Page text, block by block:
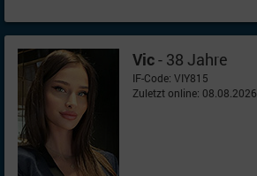
Vic- 38 Jahre
IF-Code: VIY815
Zuletzt online: 08.08.2026